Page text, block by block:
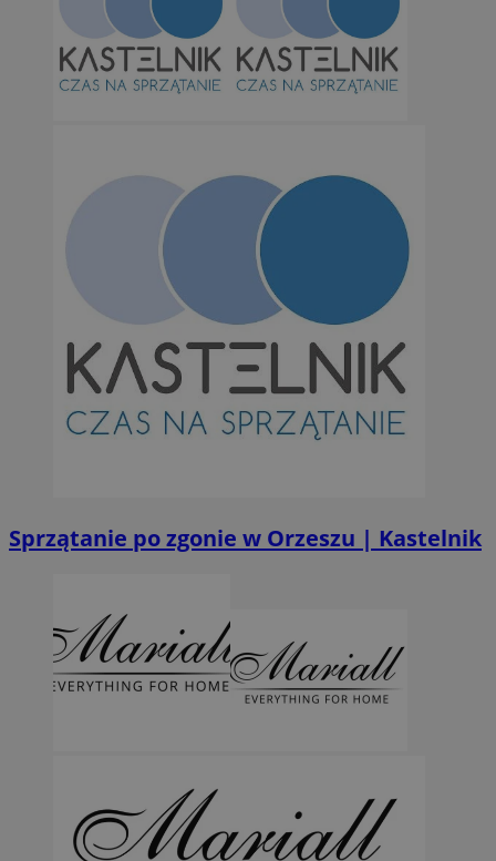
Sprzątanie po zgonie w Orzeszu | Kastelnik